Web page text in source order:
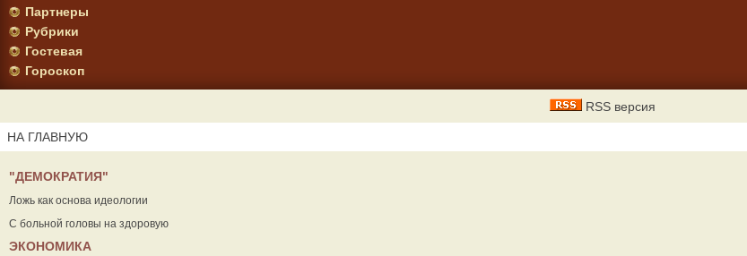
Партнеры
Рубрики
Гостевая
Гороскоп
RSS версия
НА ГЛАВНУЮ
"ДЕМОКРАТИЯ"
Ложь как основа идеологии
С больной головы на здоровую
ЭКОНОМИКА